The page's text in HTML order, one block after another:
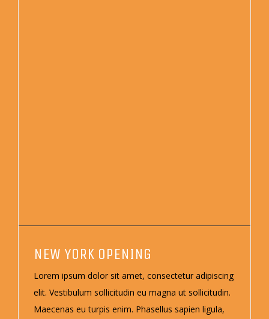
NEW YORK OPENING
Lorem ipsum dolor sit amet, consectetur adipiscing
elit. Vestibulum sollicitudin eu magna ut sollicitudin.
Maecenas eu turpis enim. Phasellus sapien ligula,